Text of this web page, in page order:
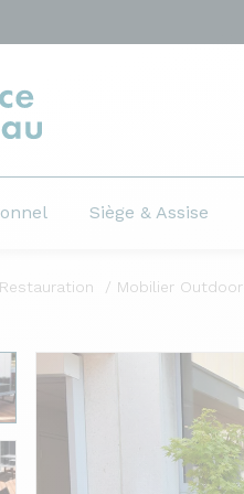
Siège & Assise
Restauration Mobilier Outdoor